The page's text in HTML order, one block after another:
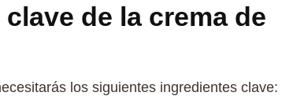
de la crema de
los siguientes ingredientes clave: